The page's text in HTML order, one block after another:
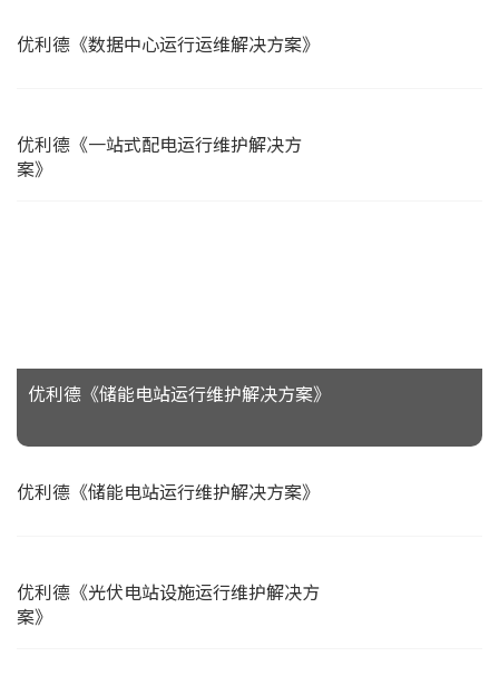
优利德《数据中心运行运维解决方案》
优利德《一站式配电运行维护解决方
案》
优利德《储能电站运行维护解决方案》
优利德《储能电站运行维护解决方案》
优利德《光伏电站设施运行维护解决方
案》